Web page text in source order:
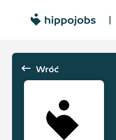
|
keyboard_backspace Wróć